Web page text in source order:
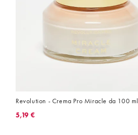
Revolution - Crema Pro Miracle da 100 ml
5,19 €